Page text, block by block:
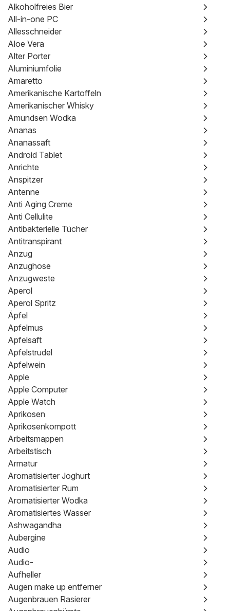
Alkoholfreies Bier
All-in-one PC
Allesschneider
Aloe Vera
Alter Porter
Aluminiumfolie
Amaretto
Amerikanische Kartoffeln
Amerikanischer Whisky
Amundsen Wodka
Ananas
Ananassaft
Android Tablet
Anrichte
Anspitzer
Antenne
Anti Aging Creme
Anti Cellulite
Antibakterielle Tücher
Antitranspirant
Anzug
Anzughose
Anzugweste
Aperol
Aperol Spritz
Äpfel
Apfelmus
Apfelsaft
Apfelstrudel
Apfelwein
Apple
Apple Computer
Apple Watch
Aprikosen
Aprikosenkompott
Arbeitsmappen
Arbeitstisch
Armatur
Aromatisierter Joghurt
Aromatisierter Rum
Aromatisierter Wodka
Aromatisiertes Wasser
Ashwagandha
Aubergine
Audio
Audio-
Aufheller
Augen make up entferner
Augenbrauen Rasierer